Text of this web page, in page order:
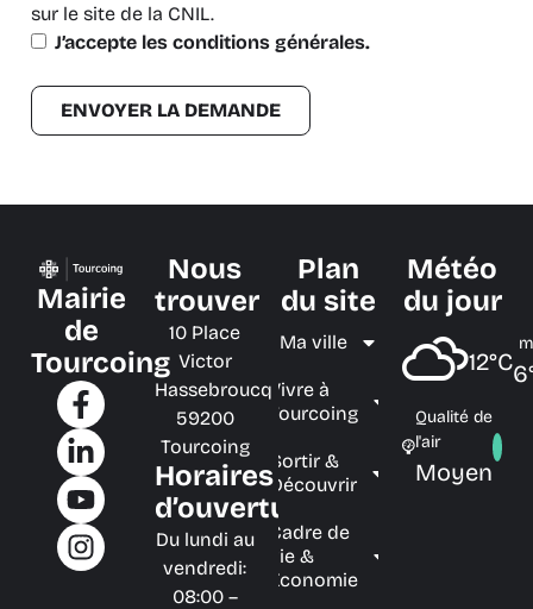
sur le site de la CNIL.
J’accepte les conditions générales.
ENVOYER LA DEMANDE
Mairie
de
Tourcoing
Nous
trouver
10 Place
Victor
Hassebroucq
59200
Tourcoing
Horaires
d’ouverture
Du lundi au
vendredi:
08:00 –
Plan
du site
Ma ville
Vivre à
Tourcoing
Sortir &
Découvrir
Cadre de
vie &
Économie
Météo
du jour
12°C
Qualité de
l'air
Moyen